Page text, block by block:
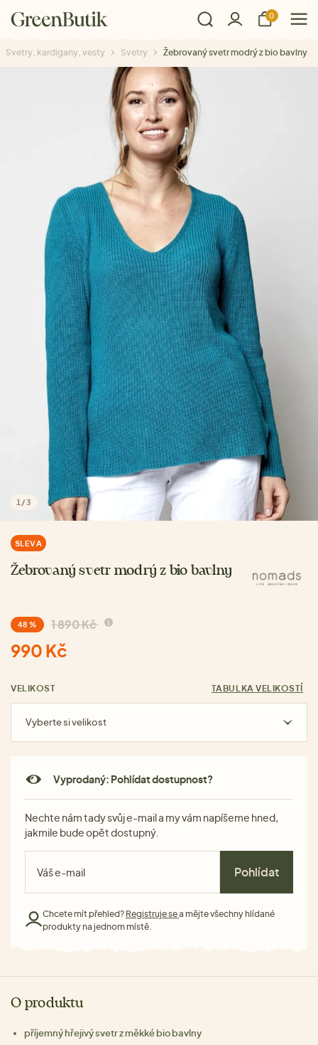
0
Svetry, kardigany, vesty Svetry Žebrovaný svetr modrý z bio bavlny
1 /3
SLEVA
Žebrovaný svetr modrý z bio bavlny
48 % 1 890 Kč
990 Kč
VELIKOST TABULKA VELIKOSTÍ
Vyberte si velikost
Vyprodaný: Pohlídat dostupnost?
Nechte nám tady svůj e-mail a my vám napíšeme hned,
jakmile bude opět dostupný.
Pohlídat
Chcete mít přehled? Registruje sea mějte všechny hlídané
produkty na jednom místě.
O produktu
příjemný hřejivý svetr z měkké bio bavlny